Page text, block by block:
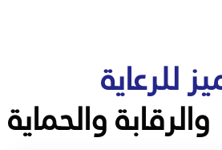
للرعاية
والرقابة والحماية